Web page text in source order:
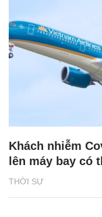
THỜI SỰ
Khách nhiễm
lên máy bay có